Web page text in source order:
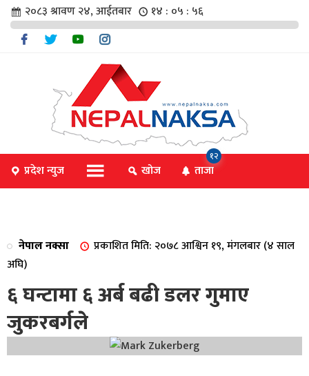
२०८३ श्रावण २४, आईतबार १४ : ०५ : ५६
प्रदेश न्युज खोज ताजा
१२
नेपाल नक्सा
प्रकाशित मिति: २०७८ आश्विन १९, मंगलबार (४ साल
अघि)
६ घन्टामा ६ अर्ब बढी डलर गुमाए
जुकरबर्गले